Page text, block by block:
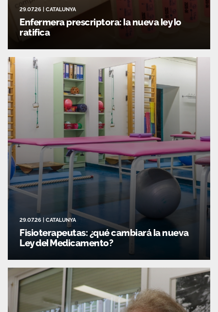
29.07.26 CATALUNYA
Enfermera prescriptora: la nueva ley lo
ratifica
29.07.26 CATALUNYA
Fisioterapeutas: ¿qué cambiará la nueva
Ley del Medicamento?